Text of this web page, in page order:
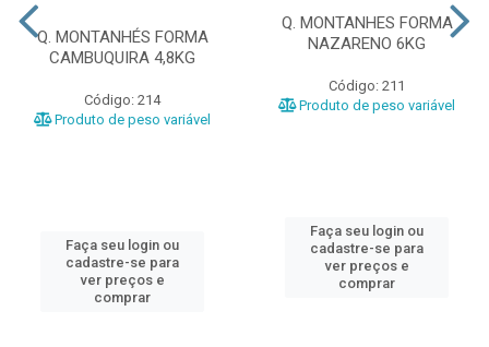
Q. MONTANHÉS FORMA
CAMBUQUIRA 4,8KG
Código: 214
Produto de peso variável
Faça seu login ou
cadastre-se para
ver preços e
comprar
Q. MONTANHES FORMA
NAZARENO 6KG
Código: 211
Produto de peso variável
Faça seu login ou
cadastre-se para
ver preços e
comprar